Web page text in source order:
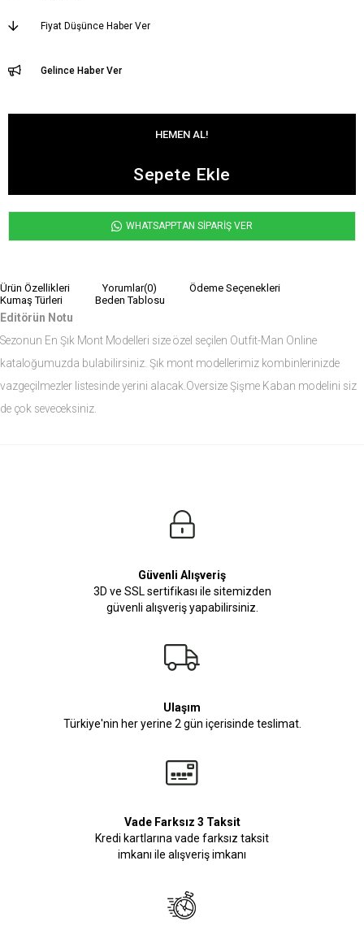
Fiyat Düşünce Haber Ver
Gelince Haber Ver
WHATSAPPTAN SİPARİŞ VER
Ürün Özellikleri Yorumlar(0)
Ödeme Seçenekleri
Kumaş Türleri
Beden Tablosu
Editörün Notu
Sezonun En Şık Mont Modelleri size özel seçilen Outfit-Man Online
kataloğumuzda bulabilirsiniz. Şık mont modellerimiz kombinlerinizde
vazgeçilmezler listesinde yerini alacak.Oversize Şişme Kaban modelini siz
de çok seveceksiniz.
Manken Bedenleri Üst Grup M, Alt Grup 33 Beden ( Medium )
Güvenli Alışveriş
3D ve SSL sertifikası ile sitemizden
güvenli alışveriş yapabilirsiniz.
Ulaşım
Türkiye'nin her yerine 2 gün içerisinde teslimat.
Vade Farksız 3 Taksit
Kredi kartlarına vade farksız taksit
imkanı ile alışveriş imkanı